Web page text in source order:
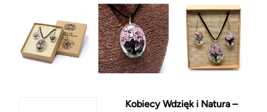
Kobiecy Wdzięk i Natura –